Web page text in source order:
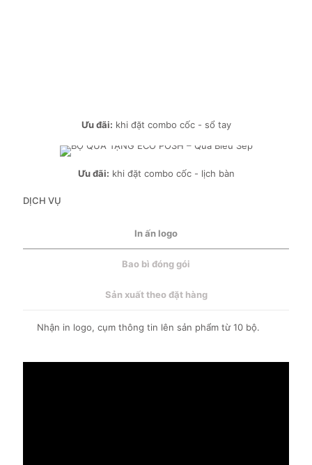
Ưu đãi: khi đặt combo cốc - sổ tay
Ưu đãi: khi đặt combo cốc - lịch bàn
DỊCH VỤ
In ấn logo
Bao bì đóng gói
Sản xuất theo đặt hàng
Nhận in logo, cụm thông tin lên sản phẩm từ 10 bộ.